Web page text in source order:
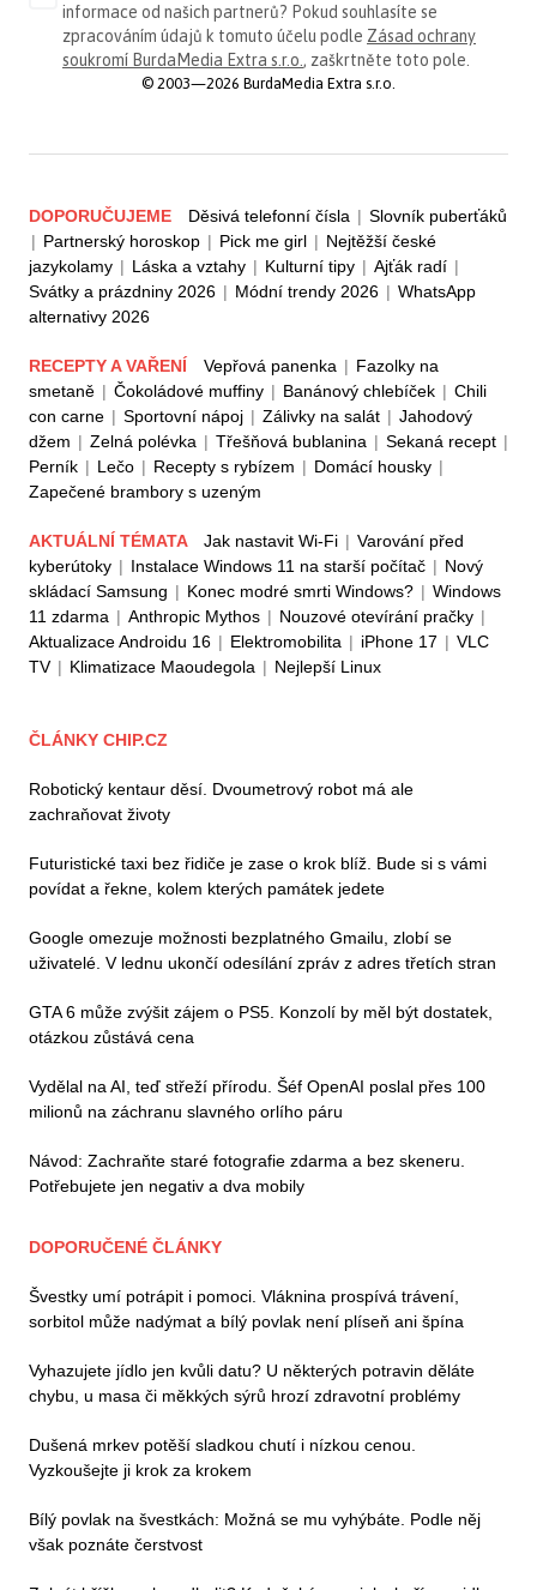
informace od našich partnerů? Pokud souhlasíte se
zpracováním údajů k tomuto účelu podle Zásad ochrany
soukromí BurdaMedia Extra s.r.o. , zaškrtněte toto pole.
© 2003—2026 BurdaMedia Extra s.r.o.
DOPORUČUJEME Děsivá telefonní čísla | Slovník puberťáků
| Partnerský horoskop | Pick me girl | Nejtěžší české
jazykolamy | Láska a vztahy | Kulturní tipy | Ajťák radí |
Svátky a prázdniny 2026 | Módní trendy 2026 | WhatsApp
alternativy 2026
RECEPTY A VAŘENÍ Vepřová panenka | Fazolky na
smetaně | Čokoládové muffiny | Banánový chlebíček | Chili
con carne | Sportovní nápoj | Zálivky na salát | Jahodový
džem | Zelná polévka | Třešňová bublanina | Sekaná recept |
Perník | Lečo | Recepty s rybízem | Domácí housky |
Zapečené brambory s uzeným
AKTUÁLNÍ TÉMATA Jak nastavit Wi-Fi | Varování před
kyberútoky | Instalace Windows 11 na starší počítač | Nový
skládací Samsung | Konec modré smrti Windows? | Windows
11 zdarma | Anthropic Mythos | Nouzové otevírání pračky |
Aktualizace Androidu 16 | Elektromobilita | iPhone 17 | VLC
TV | Klimatizace Maoudegola | Nejlepší Linux
ČLÁNKY CHIP.CZ
Robotický kentaur děsí. Dvoumetrový robot má ale
zachraňovat životy
Futuristické taxi bez řidiče je zase o krok blíž. Bude si s vámi
povídat a řekne, kolem kterých památek jedete
Google omezuje možnosti bezplatného Gmailu, zlobí se
uživatelé. V lednu ukončí odesílání zpráv z adres třetích stran
GTA 6 může zvýšit zájem o PS5. Konzolí by měl být dostatek,
otázkou zůstává cena
Vydělal na AI, teď střeží přírodu. Šéf OpenAI poslal přes 100
milionů na záchranu slavného orlího páru
Návod: Zachraňte staré fotografie zdarma a bez skeneru.
Potřebujete jen negativ a dva mobily
DOPORUČENÉ ČLÁNKY
Švestky umí potrápit i pomoci. Vláknina prospívá trávení,
sorbitol může nadýmat a bílý povlak není plíseň ani špína
Vyhazujete jídlo jen kvůli datu? U některých potravin děláte
chybu, u masa či měkkých sýrů hrozí zdravotní problémy
Dušená mrkev potěší sladkou chutí i nízkou cenou.
Vyzkoušejte ji krok za krokem
Bílý povlak na švestkách: Možná se mu vyhýbáte. Podle něj
však poznáte čerstvost